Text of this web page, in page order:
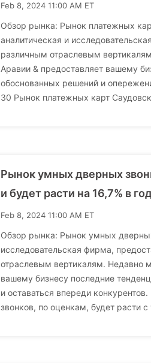
Feb 8, 2024 11:00 AM ET
Обзор рынка: Рынок платежных
аналитическая и
различным отраслевым
Аравии & предоставляет вашему
обоснованных решений и
30 Рынок платежных карт
Рынок умных дверных
и будет расти на 16,7% в
Feb 8, 2024 11:00 AM ET
Обзор рынка: Рынок умных
исследовательская фирма,
отраслевым вертикалям. Недавно
вашему бизнесу последние
и оставаться впереди
звонков, по оценкам, будет расти с